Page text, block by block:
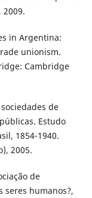
2009.
in Argentina:
unionism.
Cambridge
de
Estudo
1854-1940.
2005.
de
humanos?,